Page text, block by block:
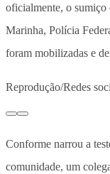
oficialmente, o sumiço
Marinha, Polícia
foram mobilizadas e
Reprodução/Redes
Conforme narrou a
comunidade, um